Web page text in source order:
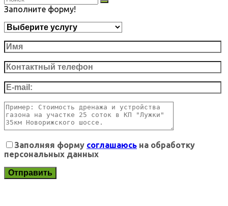
Заполните форму!
Заполняя форму соглашаюсь на обработку
персональных данных